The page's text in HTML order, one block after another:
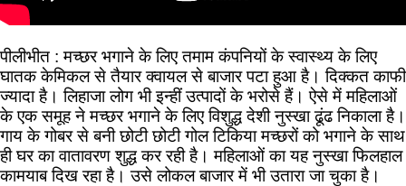
पीलीभीत : मच्छर भगाने के लिए तमाम कंपनियों के स्वास्थ्य के लिए
घातक केमिकल से तैयार क्वायल से बाजार पटा हुआ है। दिक्कत काफी
ज्यादा है। लिहाजा लोग भी इन्हीं उत्पादों के भरोसे हैं। ऐसे में महिलाओं
के एक समूह ने मच्छर भगाने के लिए विशुद्ध देशी नुस्खा ढूंढ निकाला है।
गाय के गोबर से बनी छोटी छोटी गोल टिकिया मच्छरों को भगाने के साथ
ही घर का वातावरण शुद्ध कर रही है। महिलाओं का यह नुस्खा फिलहाल
कामयाब दिख रहा है। उसे लोकल बाजार में भी उतारा जा चुका है।